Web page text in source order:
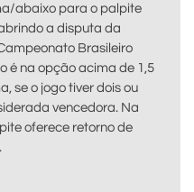
abaixo para o palpite
a disputa da
Brasileiro
é na opção acima de 1,5
se o jogo tiver dois ou
vencedora. Na
oferece retorno de